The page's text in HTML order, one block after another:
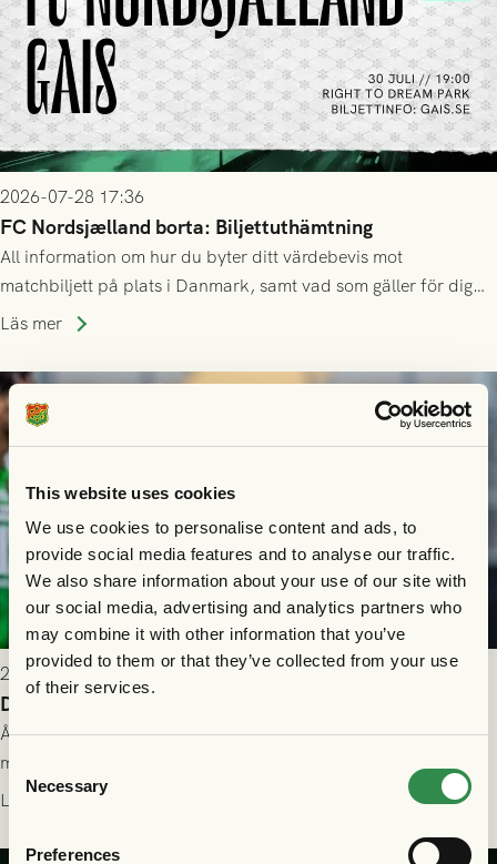
This website uses cookies
We use cookies to personalise content and ads, to
provide social media features and to analyse our traffic.
We also share information about your use of our site with
our social media, advertising and analytics partners who
may combine it with other information that you’ve
provided to them or that they’ve collected from your use
of their services.
Consent
Selection
Necessary
Preferences
2026-07-28 17:36
FC Nordsjælland borta: Biljettuthämtning
All information om hur du byter ditt värdebevis mot
matchbiljett på plats i Danmark, samt vad som gäller för dig
som står på reservlista eller fått förhinder.
Läs mer
2026-07-26 21:00
Delad poäng mot Halmstads BK
Åter i Allsvenskan stod Halmstads BK för motståndet i en
match som vägde tungt till fördel för GAIS, men där poängen
delades efter dramatik på tilläggstid.
Läs mer